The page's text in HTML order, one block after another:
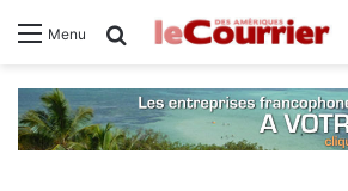
Menu Rechercher